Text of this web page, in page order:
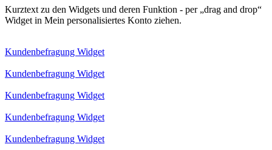
Kurztext zu den Widgets und deren Funktion - per „drag and drop“
Widget in Mein personalisiertes Konto ziehen.
Kundenbefragung Widget
Kundenbefragung Widget
Kundenbefragung Widget
Kundenbefragung Widget
Kundenbefragung Widget